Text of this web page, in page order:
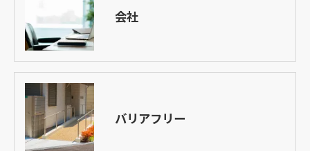
会社
バリアフリー